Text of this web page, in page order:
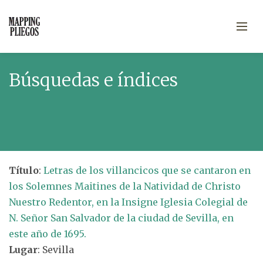
Búsquedas e índices
Título: Letras de los villancicos que se cantaron en
los Solemnes Maitines de la Natividad de Christo
Nuestro Redentor, en la Insigne Iglesia Colegial de
N. Señor San Salvador de la ciudad de Sevilla, en
este año de 1695.
Lugar: Sevilla